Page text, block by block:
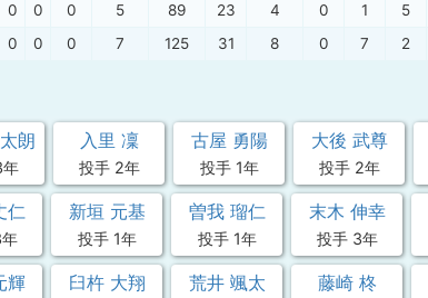
0
0 0 5 89 23 4 0 1 5
0
0 0 7 125 31 8 0 7 2
朗 入里 凜
投手 2年
古屋 勇陽
投手 1年
大後 武尊
投手 2年
仁 新垣 元基
投手 1年
曽我 瑠仁
投手 1年
末木 伸幸
投手 3年
輝 臼杵 大翔 荒井 颯太 藤崎 柊